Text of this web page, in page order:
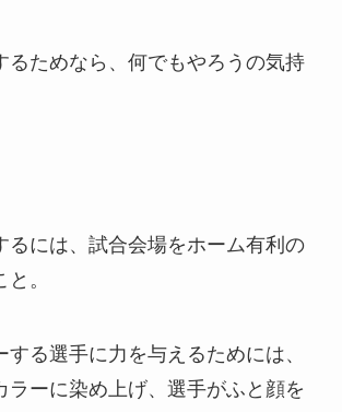
るためなら、何でもやろうの気持
るには、試合会場をホーム有利の
。
する選手に力を与えるためには、
ラーに染め上げ、選手がふと顔を